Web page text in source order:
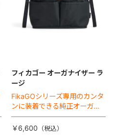
フィカゴー オーガナイザー ラ
ージ
FikaGOシリーズ専用のカンタ
ンに装着できる純正オーガナ
イザー。
￥6,600